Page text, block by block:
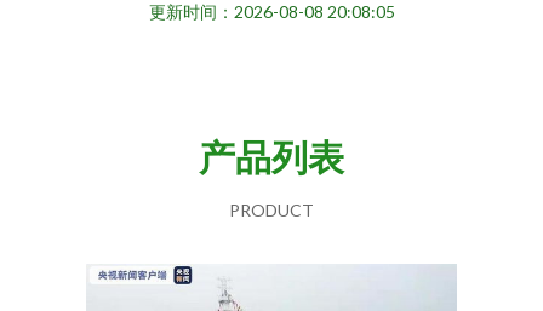
更新时间：2026-08-08 20:08:05
产品列表
PRODUCT